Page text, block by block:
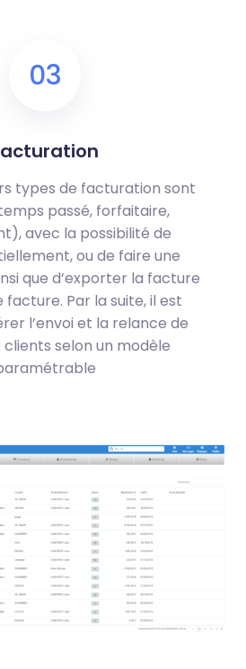
03
types de facturation sont
passé, forfaitaire,
avec la possibilité de
ou de faire une
que d’exporter la facture
Par la suite, il est
l’envoi et la relance de
selon un modèle